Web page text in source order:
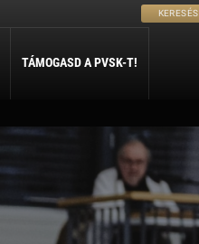
KERESÉS
Petanque
Sí Szakosztály
TÁMOGASD A PVSK-T!